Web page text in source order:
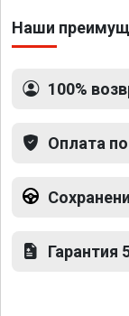
Наши
100%
Оплата
Гарантия